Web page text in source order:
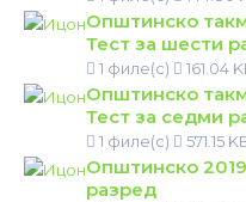
Општинско
Тест за шести
1 филе(с) 161.04
Општинско
Тест за седми
1 филе(с) 571.15
Општинско
разред